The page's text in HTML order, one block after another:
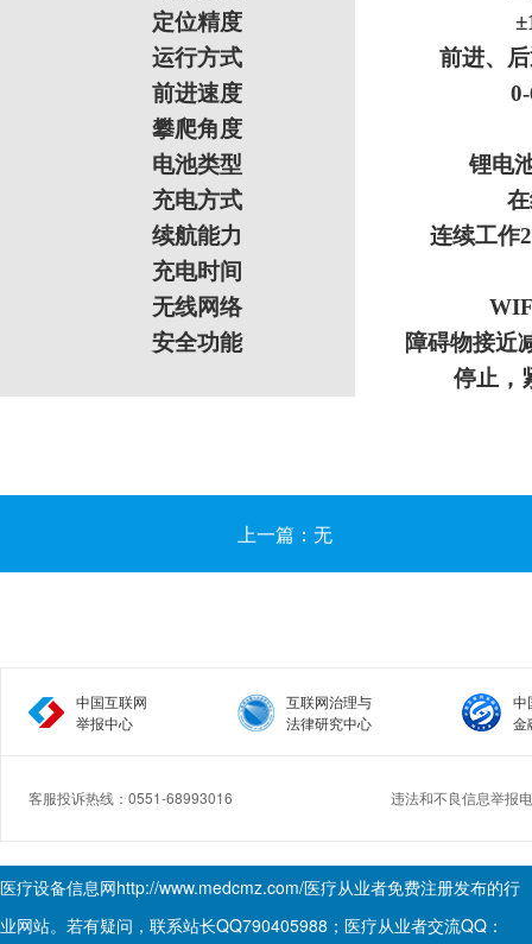
定位精度
运行方式
前进、
前进速度
攀爬角度
电池类型
锂电
充电方式
续航能力
连续工作
充电时间
无线网络
安全功能
障碍物接近
停止，
上一篇：无
中国互联网
举报中心
互联网治理与
法律研究中心
中
金
客服投诉热线：0551-68993016 违法和不良信息举报
医疗设备信息网http://www.medcmz.com/医疗从业者免费注册发布的行
业网站。若有疑问，联系站长QQ790405988；医疗从业者交流QQ：